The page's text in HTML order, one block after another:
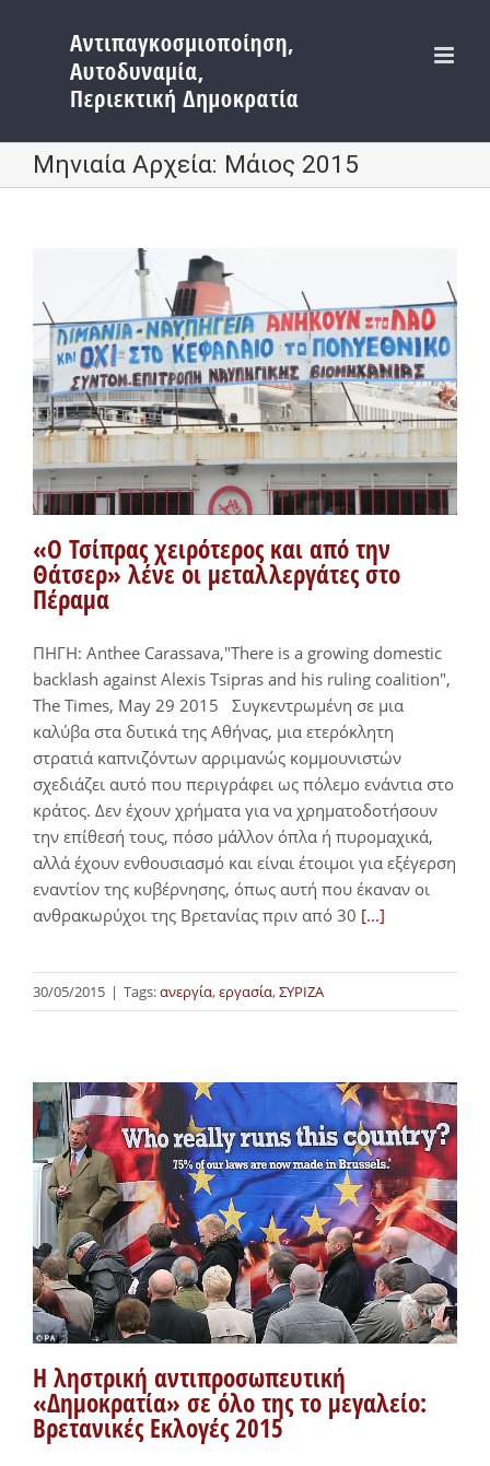
περιεχόμενο
Μηνιαία Αρχεία: Μάιος 2015
«Ο Τσίπρας χειρότερος και από την
Θάτσερ» λένε οι μεταλλεργάτες στο
Πέραμα
ΠΗΓΗ: Anthee Carassava,"There is a growing domestic
backlash against Alexis Tsipras and his ruling coalition",
The Times, May 29 2015 Συγκεντρωμένη σε μια
καλύβα στα δυτικά της Αθήνας, μια ετερόκλητη
στρατιά καπνιζόντων αρριμανώς κομμουνιστών
σχεδιάζει αυτό που περιγράφει ως πόλεμο ενάντια στο
κράτος. Δεν έχουν χρήματα για να χρηματοδοτήσουν
την επίθεσή τους, πόσο μάλλον όπλα ή πυρομαχικά,
αλλά έχουν ενθουσιασμό και είναι έτοιμοι για εξέγερση
εναντίον της κυβέρνησης, όπως αυτή που έκαναν οι
ανθρακωρύχοι της Βρετανίας πριν από 30 [...]
30/05/2015 | Tags:ανεργία,εργασία,ΣΥΡΙΖΑ
Η ληστρική αντιπροσωπευτική
«Δημοκρατία» σε όλο της το μεγαλείο:
Βρετανικές Εκλογές 2015